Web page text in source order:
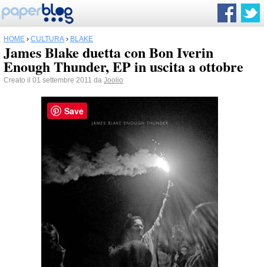
HOME › CULTURA › BLAKE
James Blake duetta con Bon Iverin
Enough Thunder, EP in uscita a ottobre
Creato il 01 settembre 2011 da Joolio
Save